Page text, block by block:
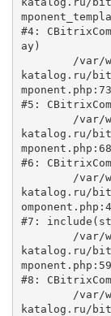
#4:
ay)
katalog.ru/
#5:
katalog.ru/
#6:
katalog.ru/
#7:
katalog.ru/
#8:
katalog.ru/